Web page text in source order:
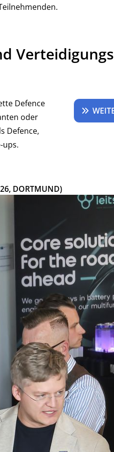
Defence
oder
Defence,
DORTMUND)